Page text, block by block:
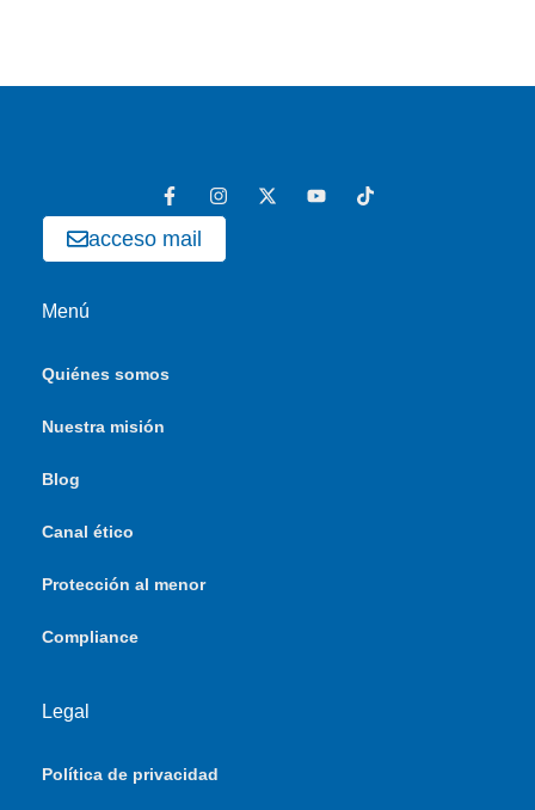
acceso mail
Menú
Quiénes somos
Nuestra misión
Blog
Canal ético
Protección al menor
Compliance
Legal
Política de privacidad